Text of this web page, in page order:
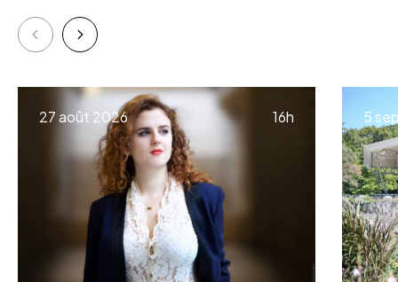
27 août 2026 à
16h 5